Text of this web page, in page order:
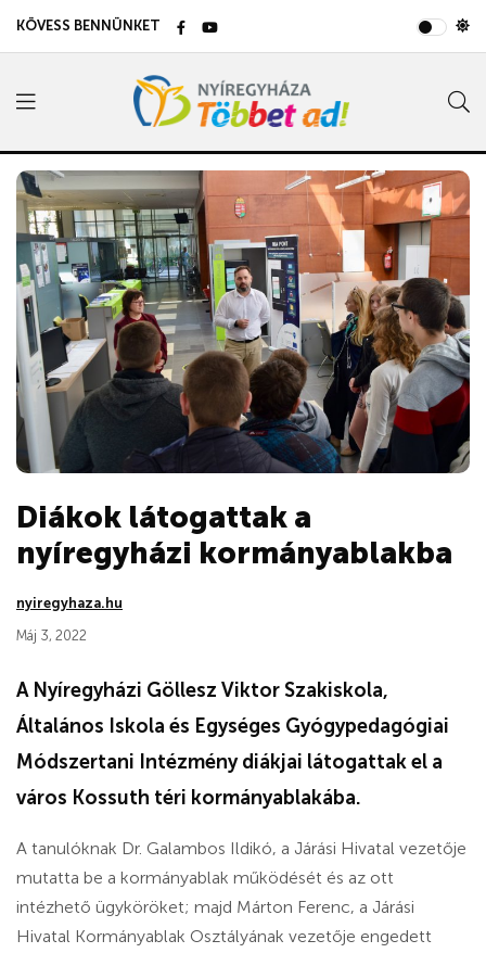
KÖVESS BENNÜNKET
Diákok látogattak a
nyíregyházi kormányablakba
nyiregyhaza.hu
Máj 3, 2022
A Nyíregyházi Göllesz Viktor Szakiskola,
Általános Iskola és Egységes Gyógypedagógiai
Módszertani Intézmény diákjai látogattak el a
város Kossuth téri kormányablakába.
A tanulóknak Dr. Galambos Ildikó, a Járási Hivatal vezetője
mutatta be a kormányablak működését és az ott
intézhető ügyköröket; majd Márton Ferenc, a Járási
Hivatal Kormányablak Osztályának vezetője engedett